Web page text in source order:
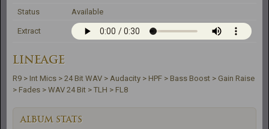
Status
Available
Extract
LINEAGE
R9 > Int Mics > 24 Bit WAV > Audacity > HPF > Bass Boost > Gain Raise
> Fades > WAV 24 Bit > TLH > FL8
ALBUM STATS